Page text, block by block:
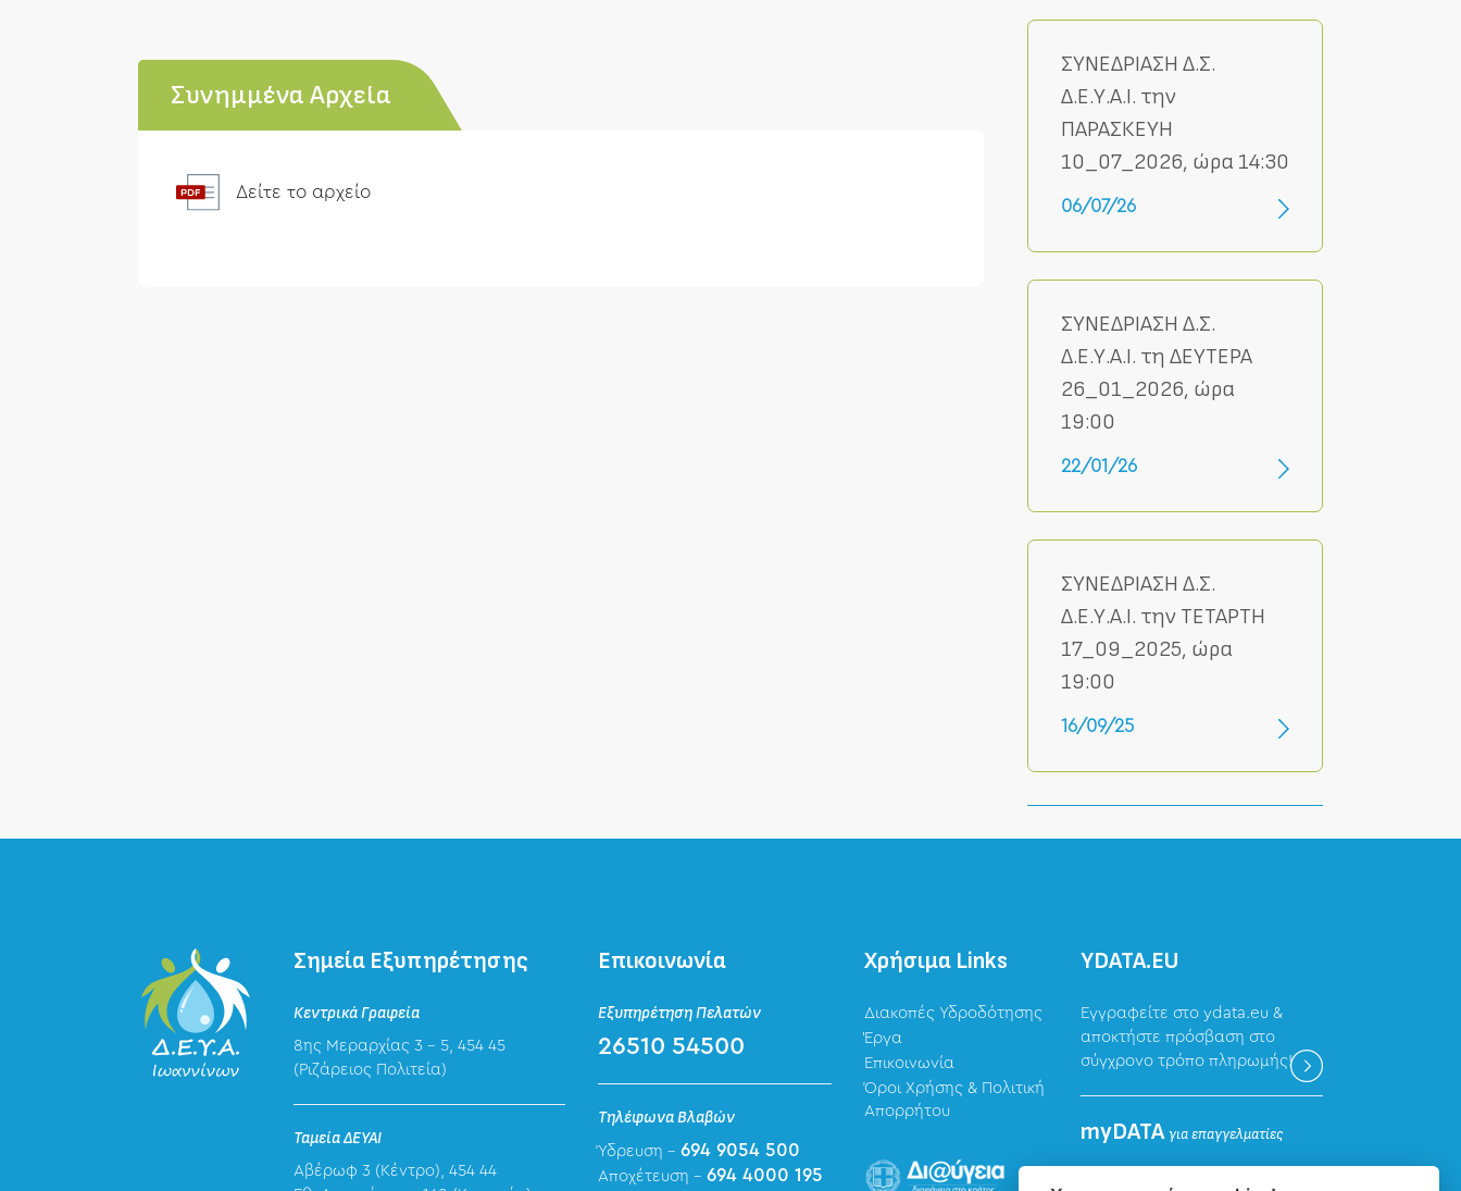
Συνημμένα Αρχεία
Δείτε το αρχείο
ΣΥΝΕΔΡΙΑΣΗ Δ.Σ.
Δ.Ε.Υ.Α.Ι. την
ΠΑΡΑΣΚΕΥΗ
10_07_2026, ώρα 14:30
06/07/26
ΣΥΝΕΔΡΙΑΣΗ Δ.Σ.
Δ.Ε.Υ.Α.Ι. τη ΔΕΥΤΕΡΑ
26_01_2026, ώρα
19:00
22/01/26
ΣΥΝΕΔΡΙΑΣΗ Δ.Σ.
Δ.Ε.Υ.Α.Ι. την ΤΕΤΑΡΤΗ
17_09_2025, ώρα
19:00
16/09/25
Σημεία Εξυπηρέτησης
Κεντρικά Γραφεία
8ης Μεραρχίας 3 – 5, 454 45
(Ριζάρειος Πολιτεία)
Ταμεία ΔΕΥΑΙ
Αβέρωφ 3 (Κέντρο), 454 44
Επικοινωνία
Εξυπηρέτηση Πελατών
26510 54500
Τηλέφωνα Βλαβών
Ύδρευση -694 9054 500
Αποχέτευση -694 4000 195
Χρήσιμα Links
Διακοπές Υδροδότησης
Έργα
Επικοινωνία
Όροι Χρήσης & Πολιτική
Απορρήτου
ΥDATA.EU
Εγγραφείτε στο ydata.eu &
αποκτήστε πρόσβαση στο
σύγχρονο τρόπο πληρωμής!
myDATAγια επαγγελματίες
Καταχώρηση δεδομένων